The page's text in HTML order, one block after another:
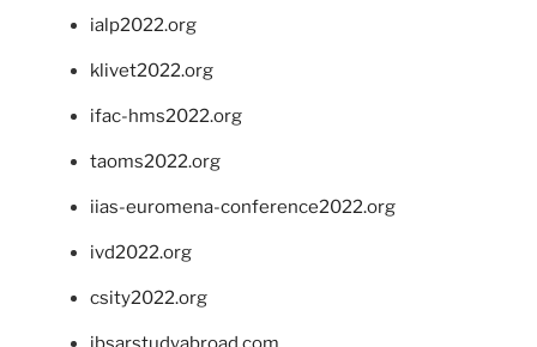
ialp2022.org
klivet2022.org
ifac-hms2022.org
taoms2022.org
iias-euromena-conference2022.org
ivd2022.org
csity2022.org